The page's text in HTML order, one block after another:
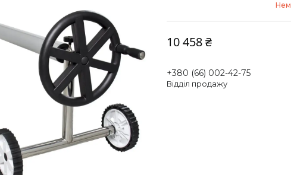
10 458 ₴
+380 (66) 002-42-75
Відділ продажу